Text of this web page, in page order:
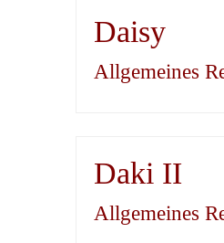
Daisy
Allgemeines
Daki II
Allgemeines